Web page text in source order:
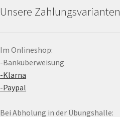
Unsere Zahlungsvarianten
Im Onlineshop:
-Banküberweisung
-Klarna
-Paypal
Bei Abholung in der Übungshalle: